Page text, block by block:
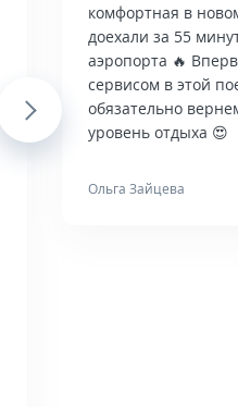
комфортная в
доехали за 55
аэропорта 🔥
сервисом в этой
обязательно
уровень отдыха 😍
Ольга Зайцева
Next